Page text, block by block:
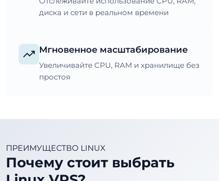
диска и сети в реальном времени
Мгновенное масштабирование
Увеличивайте CPU, RAM и хранилище без
простоя
ПРЕИМУЩЕСТВО LINUX
Почему стоит выбрать